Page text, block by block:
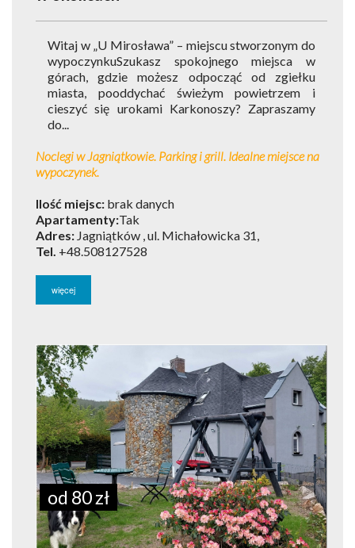
Witaj w „U Mirosława” – miejscu stworzonym do
wypoczynkuSzukasz spokojnego miejsca w
górach, gdzie możesz odpocząć od zgiełku
miasta, pooddychać świeżym powietrzem i
cieszyć się urokami Karkonoszy? Zapraszamy
do...
Noclegi w Jagniątkowie. Parking i grill. Idealne miejsce na
wypoczynek.
Ilość miejsc: brak danych
Apartamenty:Tak
Adres: Jagniątków , ul. Michałowicka 31,
Tel. +48.508127528
więcej
1 of 5
od 80 zł